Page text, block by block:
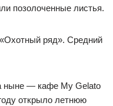
позолоченные листья.
ряд». Средний
ныне — кафе My Gelato
открыло летнюю